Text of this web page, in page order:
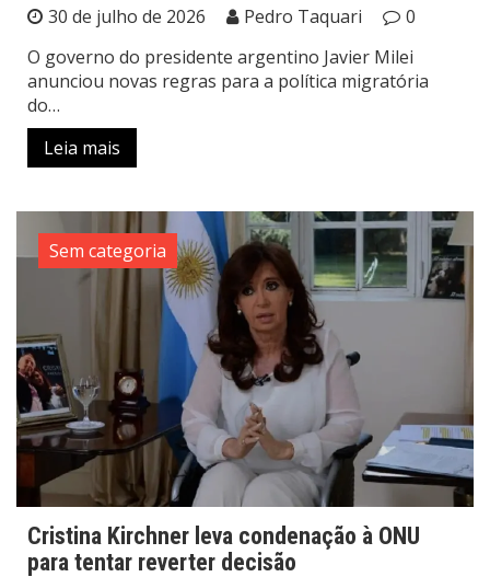
30 de julho de 2026 Pedro Taquari
0
O governo do presidente argentino Javier Milei
anunciou novas regras para a política migratória
do…
Leia mais
Sem categoria
Cristina Kirchner leva condenação à ONU
para tentar reverter decisão